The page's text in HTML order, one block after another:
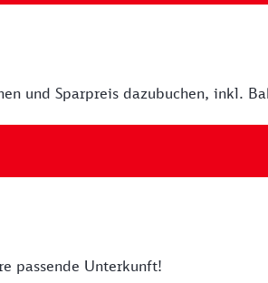
und Sparpreis dazubuchen, inkl.
passende Unterkunft!